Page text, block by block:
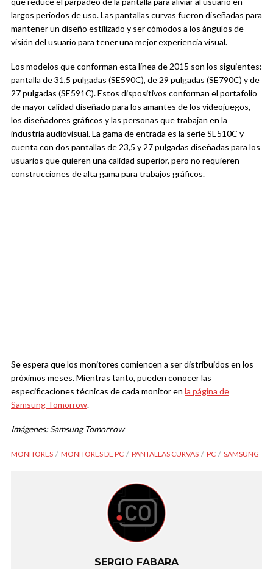
largos periodos de uso. Las pantallas curvas fueron diseñadas para
mantener un diseño estilizado y ser cómodos a los ángulos de
visión del usuario para tener una mejor experiencia visual.
Los modelos que conforman esta línea de 2015 son los siguientes:
pantalla de 31,5 pulgadas (SE590C), de 29 pulgadas (SE790C) y de
27 pulgadas (SE591C). Estos dispositivos conforman el portafolio
de mayor calidad diseñado para los amantes de los videojuegos,
los diseñadores gráficos y las personas que trabajan en la
industria audiovisual. La gama de entrada es la serie SE510C y
cuenta con dos pantallas de 23,5 y 27 pulgadas diseñadas para los
usuarios que quieren una calidad superior, pero no requieren
construcciones de alta gama para trabajos gráficos.
Se espera que los monitores comiencen a ser distribuidos en los
próximos meses. Mientras tanto, pueden conocer las
especificaciones técnicas de cada monitor en la página de
Samsung Tomorrow.
Imágenes: Samsung Tomorrow
MONITORES MONITORES DE PC PANTALLAS CURVAS PC SAMSUNG
SERGIO FABARA